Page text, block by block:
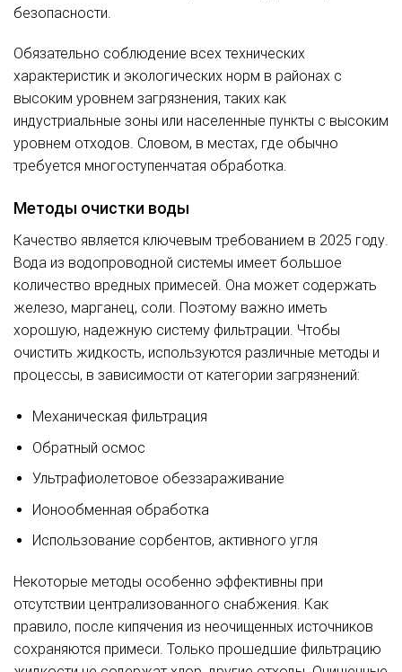
безопасности.
Обязательно соблюдение всех технических
характеристик и экологических норм в районах с
высоким уровнем загрязнения, таких как
индустриальные зоны или населенные пункты с высоким
уровнем отходов. Словом, в местах, где обычно
требуется многоступенчатая обработка.
Методы очистки воды
Качество является ключевым требованием в 2025 году.
Вода из водопроводной системы имеет большое
количество вредных примесей. Она может содержать
железо, марганец, соли. Поэтому важно иметь
хорошую, надежную систему фильтрации. Чтобы
очистить жидкость, используются различные методы и
процессы, в зависимости от категории загрязнений:
Механическая фильтрация
Обратный осмос
Ультрафиолетовое обеззараживание
Ионообменная обработка
Использование сорбентов, активного угля
Некоторые методы особенно эффективны при
отсутствии централизованного снабжения. Как
правило, после кипячения из неочищенных источников
сохраняются примеси. Только прошедшие фильтрацию